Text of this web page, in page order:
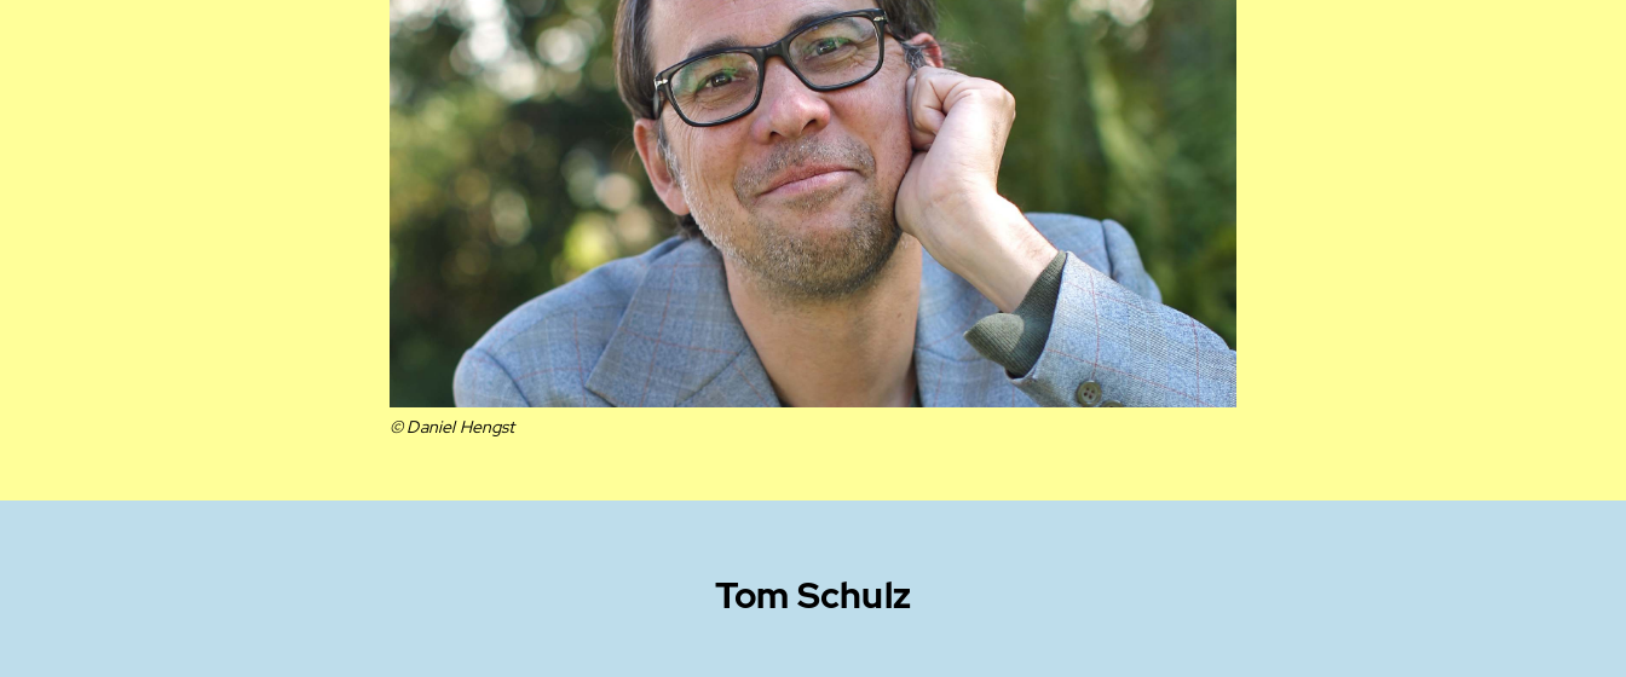
© Daniel Hengst
Tom Schulz